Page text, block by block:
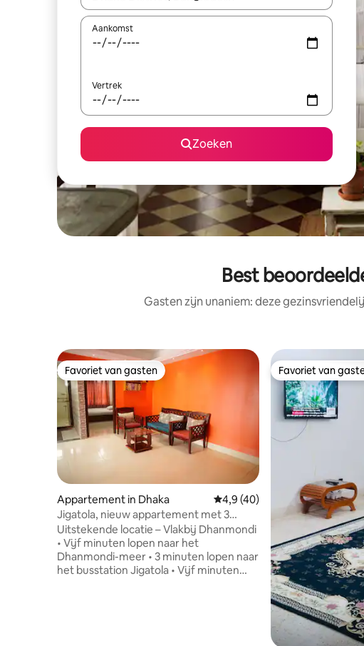
Aankomst
Vertrek
Zoeken
Best
Gasten zijn unaniem: deze
Favoriet van gasten
Favoriet van gasten
Appartement in Dhaka Gemiddelde beoordeling van
4,9 (40)
Jigatola, nieuw appartement met 3
slaapkamers in de buurt van Dhanmondi |
3 airconditionings, ligbad
Uitstekende locatie – Vlakbij Dhanmondi
• Vijf minuten lopen naar het
Dhanmondi-meer • 3 minuten lopen naar
het busstation Jigatola • Vijf minuten
Favoriet van
Favoriet van